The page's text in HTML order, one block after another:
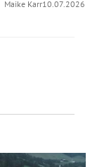
Maike Karr10.07.2026